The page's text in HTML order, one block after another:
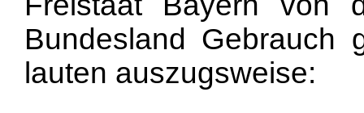
Bundesland Gebrauch
lauten auszugsweise: